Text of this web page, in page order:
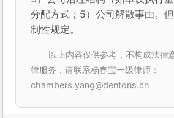
分配方式；5）公司解散事由。
制性规定。
以上内容仅供参考，不构成法律
律服务，请联系杨春宝一级律师：
chambers.yang@dentons.cn